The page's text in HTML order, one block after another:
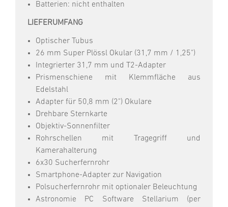
Batterien: nicht enthalten
LIEFERUMFANG
Optischer Tubus
26 mm Super Plössl Okular (31,7 mm / 1,25")
Integrierter 31,7 mm und T2-Adapter
Prismenschiene mit Klemmfläche aus
Edelstahl
Adapter für 50,8 mm (2") Okulare
Drehbare Sternkarte
Objektiv-Sonnenfilter
Rohrschellen mit Tragegriff und
Kamerahalterung
6x30 Sucherfernrohr
Smartphone-Adapter zur Navigation
Polsucherfernrohr mit optionaler Beleuchtung
Astronomie PC Software Stellarium (per